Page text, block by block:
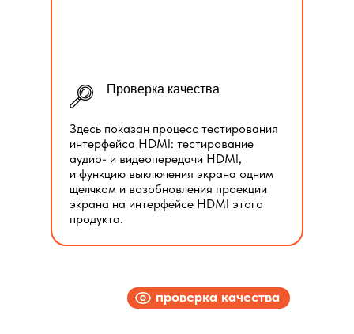
проверка качества
Проверка качества
Здесь показан процесс тестирования
интерфейса HDMI: тестирование
аудио- и видеопередачи HDMI,
и функцию выключения экрана одним
щелчком и возобновления проекции
экрана на интерфейсе HDMI этого
продукта.